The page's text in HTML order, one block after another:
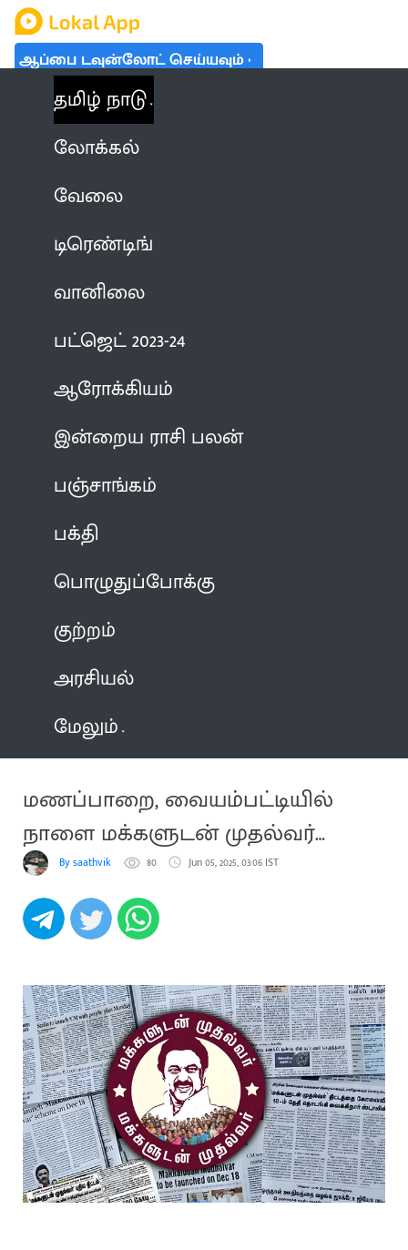
ஆப்பை டவுன்லோட் செய்யவும்
தமிழ் நாடு
லோக்கல்
வேலை
டிரெண்டிங்
வானிலை
பட்ஜெட் 2023-24
ஆரோக்கியம்
இன்றைய ராசி பலன்
பஞ்சாங்கம்
பக்தி
பொழுதுப்போக்கு
குற்றம்
அரசியல்
மேலும்
மணப்பாறை, வையம்பட்டியில்
நாளை மக்களுடன் முதல்வர்
முகாம்
By saathvik 80 Jun 05, 2025, 03:06 IST